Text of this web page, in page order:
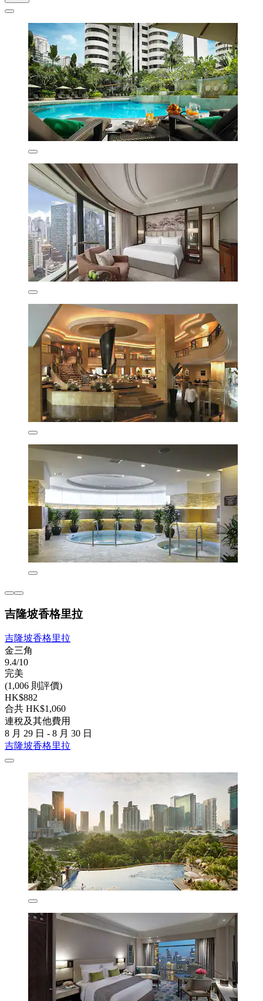
吉隆坡香格里拉
吉隆坡香格里拉
金三角
9.4/10
完美
(1,006 則評價)
HK$882
合共 HK$1,060
連稅及其他費用
8 月 29 日 - 8 月 30 日
吉隆坡香格里拉